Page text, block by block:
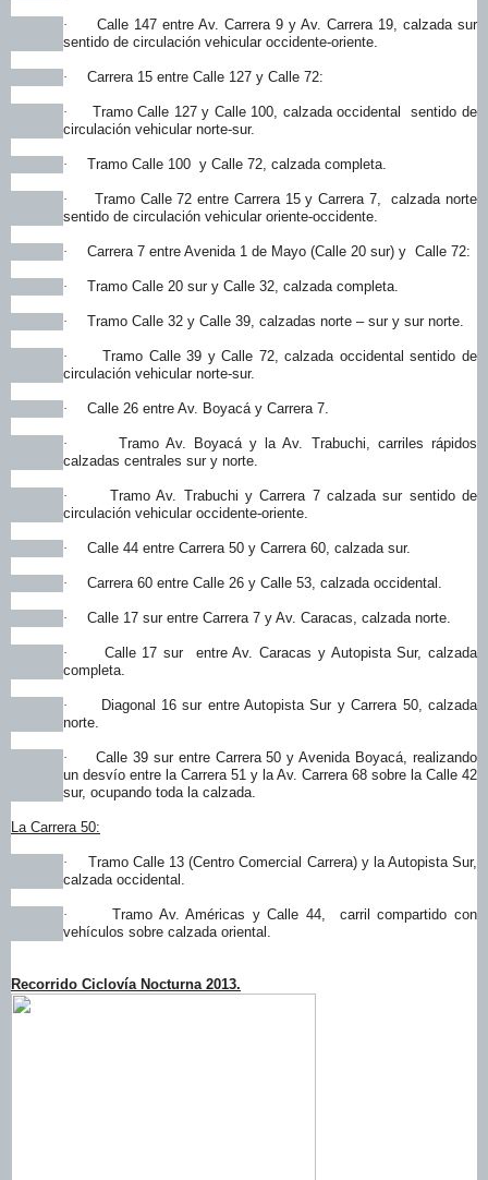
·
Calle 147 entre Av. Carrera 9 y Av. Carrera 19, calzada sur
sentido de circulación vehicular occidente-oriente.
· Carrera 15 entre Calle 127 y Calle 72:
·
Tramo Calle 127 y Calle 100, calzada occidental sentido de
circulación vehicular norte-sur.
· Tramo Calle 100 y Calle 72, calzada completa.
·
Tramo Calle 72 entre Carrera 15 y Carrera 7, calzada norte
sentido de circulación vehicular oriente-occidente.
· Carrera 7 entre Avenida 1 de Mayo (Calle 20 sur) y Calle 72:
· Tramo Calle 20 sur y Calle 32, calzada completa.
· Tramo Calle 32 y Calle 39, calzadas norte – sur y sur norte.
·
Tramo Calle 39 y Calle 72, calzada occidental sentido de
circulación vehicular norte-sur.
· Calle 26 entre Av. Boyacá y Carrera 7.
·
Tramo Av. Boyacá y la Av. Trabuchi, carriles rápidos
calzadas centrales sur y norte.
·
Tramo Av. Trabuchi y Carrera 7 calzada sur sentido de
circulación vehicular occidente-oriente.
· Calle 44 entre Carrera 50 y Carrera 60, calzada sur.
· Carrera 60 entre Calle 26 y Calle 53, calzada occidental.
· Calle 17 sur entre Carrera 7 y Av. Caracas, calzada norte.
·
Calle 17 sur entre Av. Caracas y Autopista Sur, calzada
completa.
·
Diagonal 16 sur entre Autopista Sur y Carrera 50, calzada
norte.
·
Calle 39 sur entre Carrera 50 y Avenida Boyacá, realizando
un desvío entre la Carrera 51 y la Av. Carrera 68 sobre la Calle 42
sur, ocupando toda la calzada.
La Carrera 50:
·
Tramo Calle 13 (Centro Comercial Carrera) y la Autopista Sur,
calzada occidental.
·
Tramo Av. Américas y Calle 44, carril compartido con
vehículos sobre calzada oriental.
Recorrido Ciclovía Nocturna 2013.